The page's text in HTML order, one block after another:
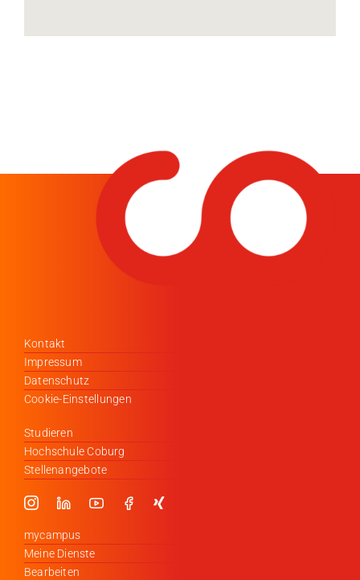
Kontakt
Impressum
Datenschutz
Cookie-Einstellungen
Studieren
Hochschule Coburg
Stellenangebote
mycampus
Meine Dienste
Bearbeiten